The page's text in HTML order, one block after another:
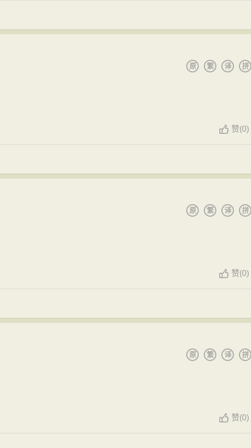
，元和六年（811年）五月，李贺又返回长安，经宗人推荐，考核后，
的朋友，对当时社会状况有了深刻的认识。个人生活虽不如意，却创
的诗篇。虽然此间心情“瞧悴如刍狗”，但增长了生活阅历，扩充了知识
所谓贺诗“深刺当世之弊，切中当世之隐”（清姚文燮语），大多数作品
乃至整个唐代文坛的杰出地位，应该说主要是这一时期写下的近60
日。但他不甘沉沦，又举足南游，希望在南楚或吴越一展才华。离长
事皆如此”，他折回洛阳，告别长辈皇甫湜等亲友，同年十月十四日又
，他决然辞去奉礼郎之职，重回昌谷“归卧”。然后取道宜阳、洛阳、经
于深秋到达潞州（今山西长治市）。此后在潞州张彻的荐举下，做了3
士美的军队服务，帮办公文。元和十一年（816年），因北方藩镇跋
无功，告病到洛阳休养，友人张彻也抽身回长安。李贺无路可走，只
理所存诗作，不久病卒，时年二十七岁。
拼
译
繁
原
赞(0)
拼
译
繁
原
赞(0)
拼
译
繁
原
赞(0)